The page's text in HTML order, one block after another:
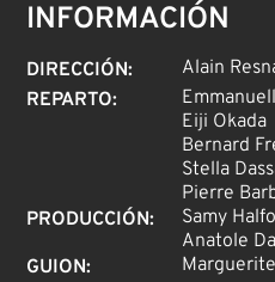
INFORMACIÓN
DIRECCIÓN:
Alain
REPARTO:
Eiji Okada
Bernard
Stella
Pierre
PRODUCCIÓN:
Samy
Anatole
GUION: